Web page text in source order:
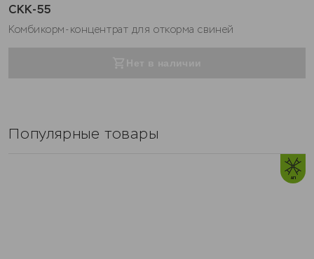
СКК-55
Комбикорм-концентрат для откорма свиней
Популярные товары